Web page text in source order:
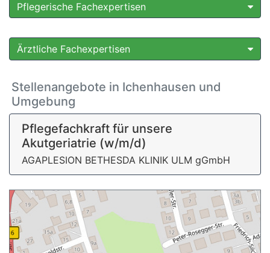
Pflegerische Fachexpertisen
Ärztliche Fachexpertisen
Stellenangebote in Ichenhausen und
Umgebung
Pflegefachkraft für unsere
Akutgeriatrie (w/m/d)
AGAPLESION BETHESDA KLINIK ULM gGmbH